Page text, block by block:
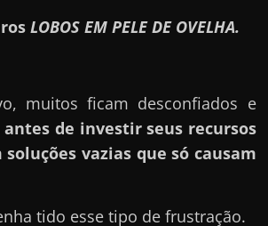
LOBOS EM PELE DE OVELHA.
muitos ficam desconfiados e
de investir seus recursos
vazias que só causam
tido esse tipo de frustração.